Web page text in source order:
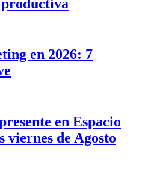
en 2026: 7
en Espacio
viernes de Agosto